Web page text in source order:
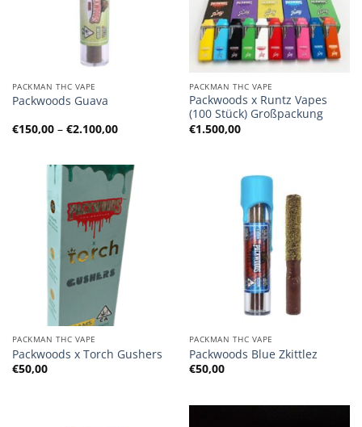
PACKMAN THC VAPE
Packwoods Guava
€150,00 – €2.100,00Preisspanne:
€150,00
PACKMAN THC VAPE
Packwoods x Runtz Vapes
(100 Stück) Großpackung
€1.500,00
PACKMAN THC VAPE
Packwoods x Torch Gushers
€50,00
PACKMAN THC VAPE
Packwoods Blue Zkittlez
€50,00